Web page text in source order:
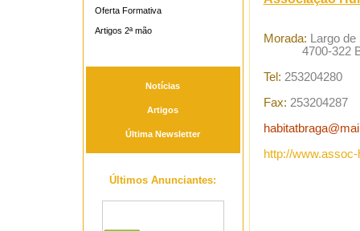
Oferta Formativa
Artigos 2ª mão
Notícias
Artigos
Última Newsletter
Últimos Anunciantes:
Morada:
Largo
4700-322
Tel: 253204280
Fax: 253204287
http://www.assoc-